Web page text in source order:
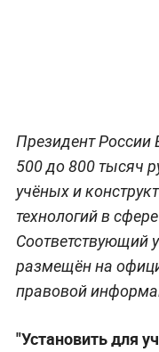
Президент России
500 до 800 тысяч
учёных и
технологий в
Соответствующий
размещён на
правовой
"Установить для